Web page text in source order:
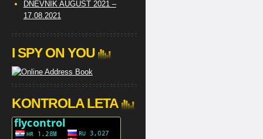
DNEVNIK AUGUST 2021 –
17.08.2021
I SPY ON YOU
KONTROLA LETA